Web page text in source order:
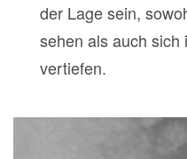
der Lage sein,
sehen als auch sich
vertiefen.